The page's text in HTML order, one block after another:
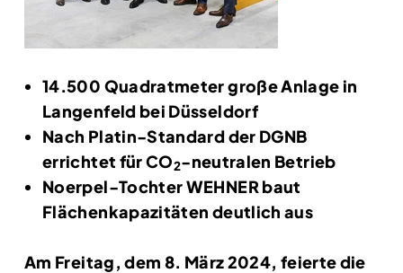
14.500 Quadratmeter große Anlage in
Langenfeld bei Düsseldorf
Nach Platin-Standard der DGNB
errichtet für CO2-neutralen Betrieb
Noerpel-Tochter WEHNER baut
Flächenkapazitäten deutlich aus
Am Freitag, dem 8. März 2024, feierte die